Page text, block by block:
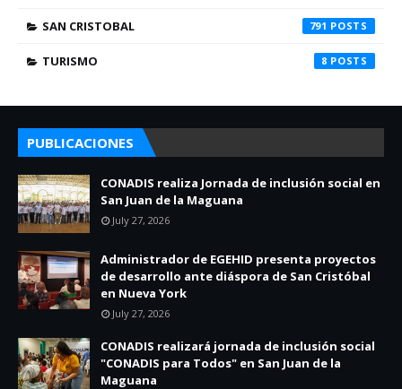
SAN CRISTOBAL 791
TURISMO 8
PUBLICACIONES
CONADIS realiza Jornada de inclusión social en
San Juan de la Maguana
July 27, 2026
Administrador de EGEHID presenta proyectos
de desarrollo ante diáspora de San Cristóbal
en Nueva York
July 27, 2026
CONADIS realizará jornada de inclusión social
"CONADIS para Todos" en San Juan de la
Maguana